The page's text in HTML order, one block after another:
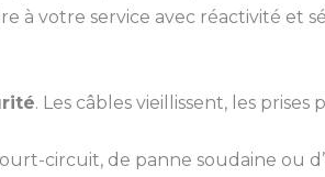
à votre service avec réactivité et
. Les câbles vieillissent, les
circuit, de panne soudaine ou